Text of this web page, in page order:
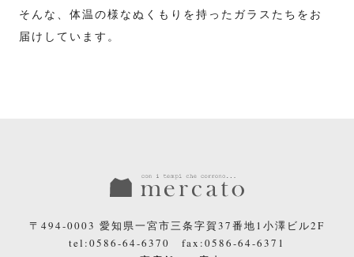
そんな、体温の様なぬくもりを持ったガラスたちをお
届けしています。
〒494-0003 愛知県一宮市三条字賀37番地1小澤ビル2F
tel:0586-64-6370 fax:0586-64-6371